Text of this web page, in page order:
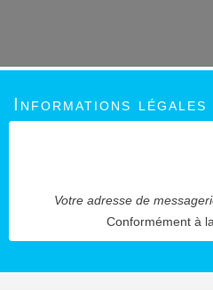
Informations légales
Votre adresse de
Conformément à